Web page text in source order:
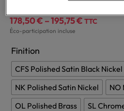
178,50€ –195,75€Price
through
195,75 €
TTC
Éco-participation incluse
Finition
CFS Polished Satin Black Nickel
NK Polished Satin Nickel
NO
OL Polished Brass
SL